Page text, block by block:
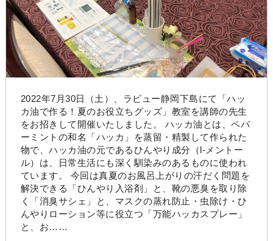
2022年7月30日（土）、ラビュー静岡下島にて「ハッ
カ油で作る！夏のお役立ちグッズ」教室を講師の先生
をお招きして開催いたしました。 ハッカ油とは、ペパ
ーミントの和名「ハッカ」を蒸留・精製して作られた
物で、ハッカ油の元であるひんやり成分（l-メントー
ル）は、日常生活にも深く馴染みのあるものに使われ
ています。 今回は真夏のお風呂上がりの汗だく問題を
解決できる「ひんやり入浴剤」と、靴の悪臭を取り除
く「消臭サシェ」と、マスクの蒸れ防止・虫除け・ひ
んやりローション等に役立つ「万能ハッカスプレー」
と、お……